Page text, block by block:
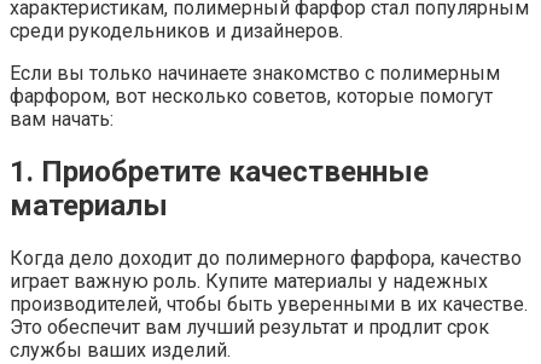
характеристикам, полимерный фарфор стал популярным
среди рукодельников и дизайнеров.
Если вы только начинаете знакомство с полимерным
фарфором, вот несколько советов, которые помогут
вам начать:
1. Приобретите качественные
материалы
Когда дело доходит до полимерного фарфора, качество
играет важную роль. Купите материалы у надежных
производителей, чтобы быть уверенными в их качестве.
Это обеспечит вам лучший результат и продлит срок
службы ваших изделий.